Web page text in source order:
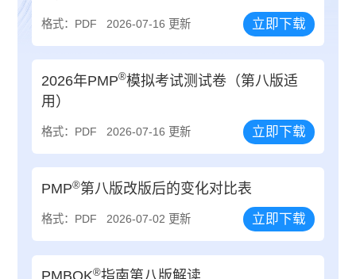
格式：PDF 2026-07-16 更新 立即下载
2026年PMP®模拟考试测试卷（第八版适
用）
格式：PDF 2026-07-16 更新 立即下载
PMP®第八版改版后的变化对比表
格式：PDF 2026-07-02 更新 立即下载
®